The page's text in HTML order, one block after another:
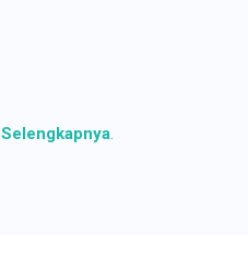
Selengkapnya